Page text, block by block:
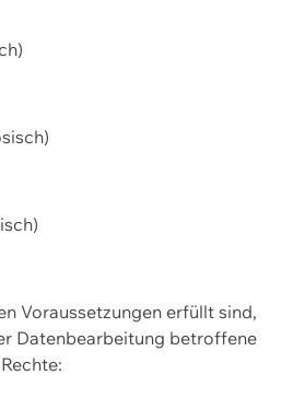
Voraussetzungen erfüllt sind,
Datenbearbeitung betroffene